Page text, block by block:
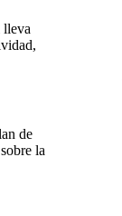
lleva
de
la